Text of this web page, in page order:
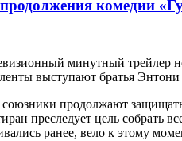
комедии
минутный трейлер
выступают братья
продолжают защищать
преследует цель собрать
ранее, вело к этому